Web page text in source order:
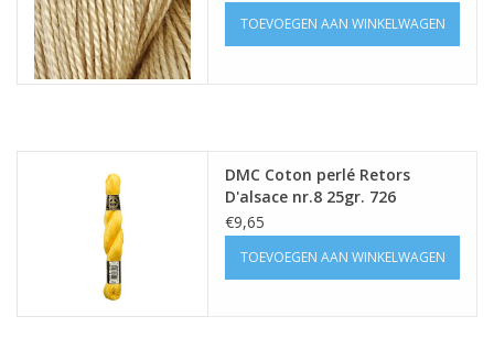
Handwerk
Tweedehands
Cadeaubonnen
TOEVOEGEN AAN WINKELWAGEN
DMC Coton perlé Retors
D'alsace nr.8 25gr. 726
€9,65
TOEVOEGEN AAN WINKELWAGEN